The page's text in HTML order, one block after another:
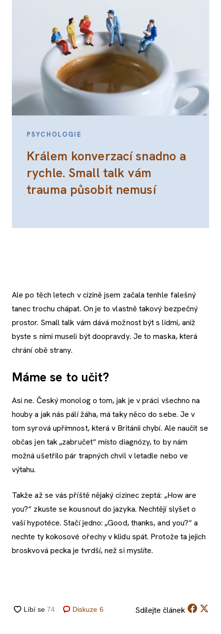
PSYCHOLOGIE
Králem konverzací snadno a
rychle. Small talk vám
trauma působit nemusí
Ale po těch letech v cizině jsem začala tenhle falešný
tanec trochu chápat. On je to vlastně takový bezpečný
prostor. Small talk vám dává možnost být s lidmi, aniž
byste s nimi museli být doopravdy. Je to maska, která
chrání obě strany.
Máme se to učit?
Asi ne. Český monolog o tom, jak je v práci všechno na
houby a jak nás pálí žáha, má taky něco do sebe. Je v
tom syrová upřímnost, která v Británii chybí. Ale naučit se
občas jen tak „zabručet“ místo diagnózy, to by nám
možná ušetřilo pár trapných chvil v letadle nebo ve
výtahu.
Takže až se vás příště nějaký cizinec zeptá: „How are
you?“ zkuste se kousnout do jazyka. Nechtějí slyšet o
vaší hypotéce. Stačí jedno: „Good, thanks, and you?“ a
nechte ty kokosové ořechy v klidu spát. Protože ta jejich
broskvová pecka je tvrdší, než si myslíte.
Diskuze 6 Sdílejte článek